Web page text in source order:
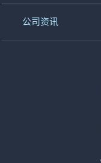
公司资讯